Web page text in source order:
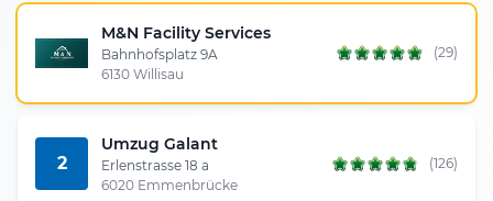
M&N Facility Services
Bahnhofsplatz 9A
6130 Willisau
(29)
2
Umzug Galant
Erlenstrasse 18 a
6020 Emmenbrücke
(126)